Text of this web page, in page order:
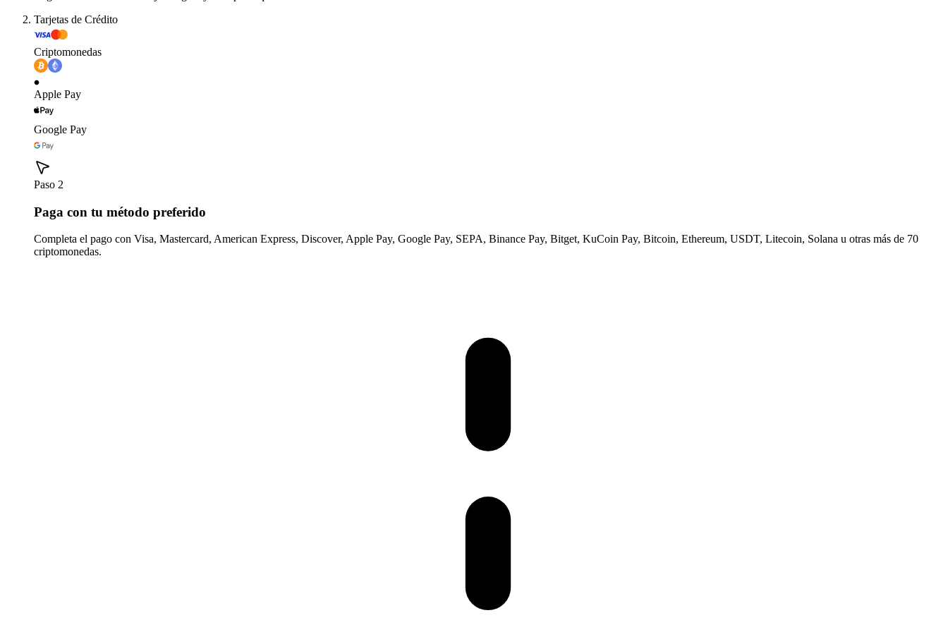
Tarjetas de Crédito
Criptomonedas
Apple Pay
Google Pay
Paso 2
Paga con tu método preferido
Completa el pago con Visa, Mastercard, American Express, Discover, Apple Pay, Google Pay, SEPA, Binance Pay, Bitget, KuCoin Pay, Bitcoin, Ethereum, USDT, Litecoin, Solana u otras más de 70
criptomonedas.